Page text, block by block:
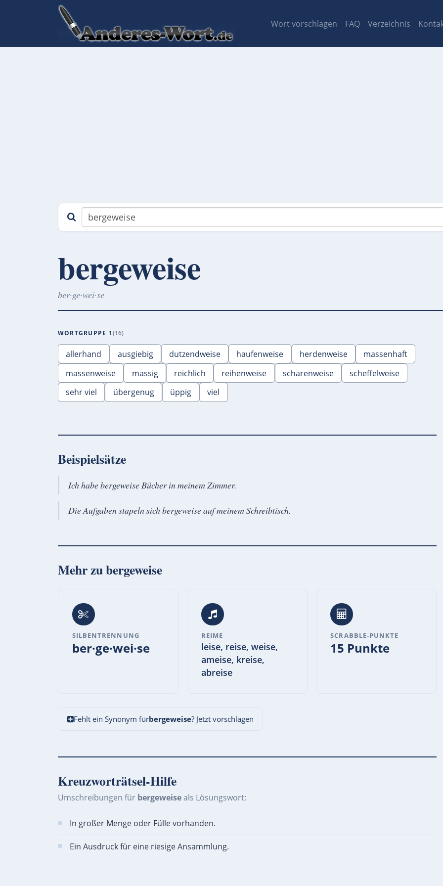
Wort vorschlagen FAQ Verzeichnis
bergeweise
ber·ge·wei·se
WORTGRUPPE 1 16
allerhand ausgiebig dutzendweise haufenweise herdenweise
massenhaft
massenweise
massig reichlich reihenweise scharenweise
scheffelweise
sehr viel
übergenug üppig viel
Beispielsätze
Ich habe bergeweise Bücher in meinem Zimmer.
Die Aufgaben stapeln sich bergeweise auf meinem Schreibtisch.
Mehr zubergeweise
SILBENTRENNUNG
ber·ge·wei·se
REIME
leise, reise, weise,
ameise, kreise,
abreise
SCRABBLE-PUNKTE
15 Punkte
Fehlt ein Synonym fürbergeweise? Jetzt vorschlagen
Kreuzworträtsel-Hilfe
Umschreibungen für bergeweiseals Lösungswort:
In großer Menge oder Fülle vorhanden.
Ein Ausdruck für eine riesige Ansammlung.